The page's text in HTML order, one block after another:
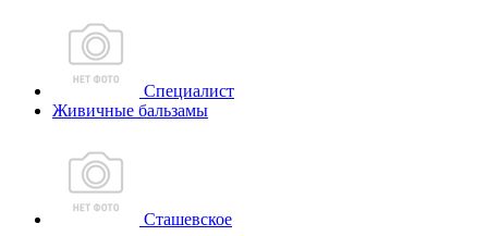
Специалист
Живичные бальзамы
Сташевское